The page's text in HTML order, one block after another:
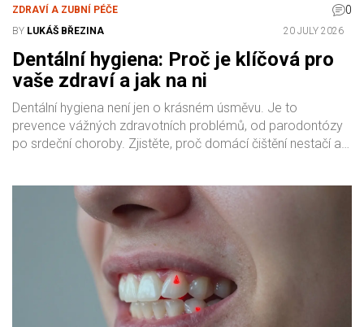
ZDRAVÍ A ZUBNÍ PÉČE 0
BY LUKÁŠ BŘEZINA 20 JULY 2026
Dentální hygiena: Proč je klíčová pro
vaše zdraví a jak na ni
Dentální hygiena není jen o krásném úsměvu. Je to
prevence vážných zdravotních problémů, od parodontózy
po srdeční choroby. Zjistěte, proč domácí čištění nestačí a